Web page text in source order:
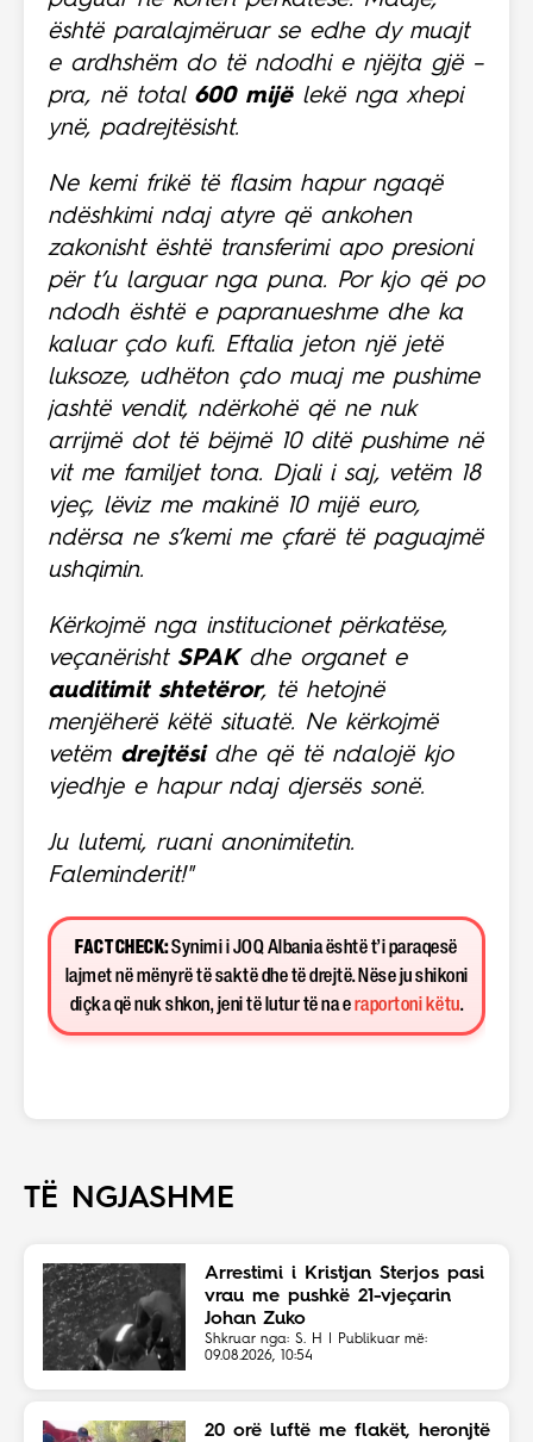
është paralajmëruar se edhe dy muajt
e ardhshëm do të ndodhi e njëjta gjë –
pra, në total 600 mijë lekë nga xhepi
ynë, padrejtësisht.
Ne kemi frikë të flasim hapur ngaqë
ndëshkimi ndaj atyre që ankohen
zakonisht është transferimi apo presioni
për t’u larguar nga puna. Por kjo që po
ndodh është e papranueshme dhe ka
kaluar çdo kufi. Eftalia jeton një jetë
luksoze, udhëton çdo muaj me pushime
jashtë vendit, ndërkohë që ne nuk
arrijmë dot të bëjmë 10 ditë pushime në
vit me familjet tona. Djali i saj, vetëm 18
vjeç, lëviz me makinë 10 mijë euro,
ndërsa ne s’kemi me çfarë të paguajmë
ushqimin.
Kërkojmë nga institucionet përkatëse,
veçanërisht SPAKdhe organet e
auditimit shtetëror, të hetojnë
menjëherë këtë situatë. Ne kërkojmë
vetëmdrejtësi dhe që të ndalojë kjo
vjedhje e hapur ndaj djersës sonë.
Ju lutemi, ruani anonimitetin.
Faleminderit!"
FACT CHECK:Synimi i JOQ Albania është t’i paraqesë
lajmet në mënyrë të saktë dhe të drejtë. Nëse ju shikoni
diçka që nuk shkon, jeni të lutur të na e raportoni këtu.
TË NGJASHME
Arrestimi i Kristjan Sterjos pasi
vrau me pushkë 21-vjeçarin
Johan Zuko
Shkruar nga: S. H | Publikuar më:
09.08.2026, 10:54
20 orë luftë me flakët, heronjtë